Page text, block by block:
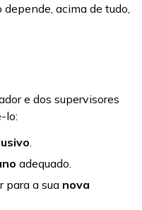
acima de tudo,
e dos supervisores
lo:
.
adequado.
para a sua nova